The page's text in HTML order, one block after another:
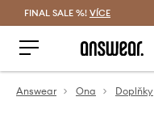
FINAL SALE %! VÍCE
Answear Ona Doplňky